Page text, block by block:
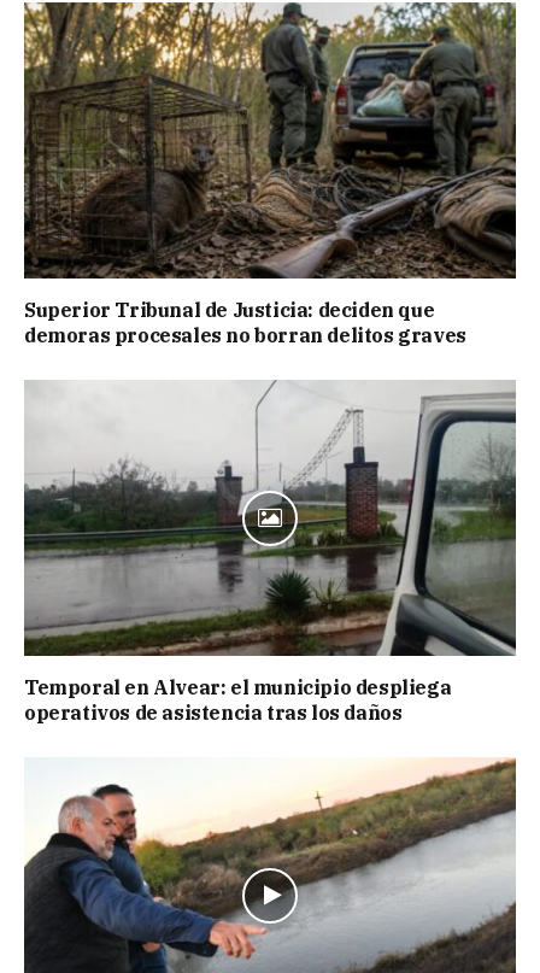
Superior Tribunal de Justicia: deciden que
demoras procesales no borran delitos graves
Temporal en Alvear: el municipio despliega
operativos de asistencia tras los daños